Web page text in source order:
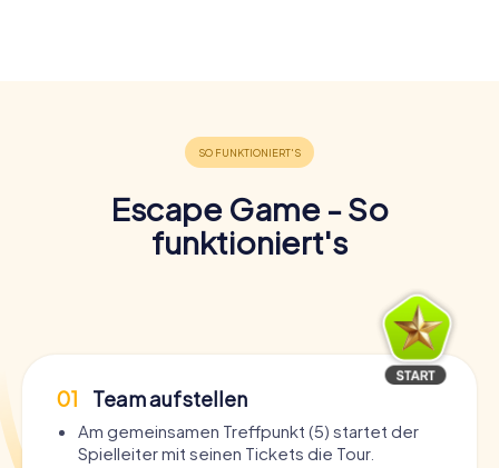
Escape Game - So
funktioniert's
01 Team aufstellen
Am gemeinsamen Treffpunkt (5) startet der
Spielleiter mit seinen Tickets die Tour.